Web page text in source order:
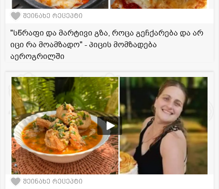
შეინახე რეცეპტი
"სწრაფი და მარტივი გზა, როცა გეჩქარება და არ
იცი რა მოამზადო" - პიცის მომზადება
აეროგრილში
შეინახე რეცეპტი